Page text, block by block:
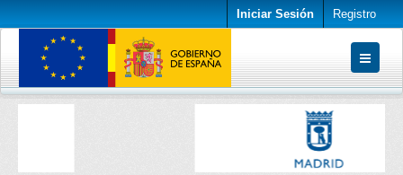
Iniciar Sesión Registro
Conjuntos de datos